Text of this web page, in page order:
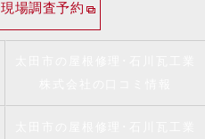
現場調査予約